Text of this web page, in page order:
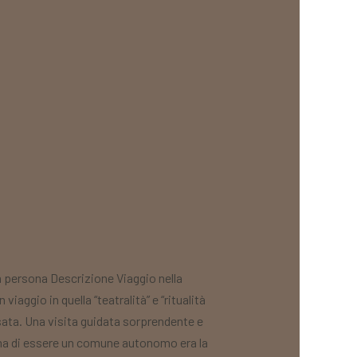
Descrizione Viaggio nella
in quella “teatralità” e “ritualità
Una visita guidata sorprendente e
di essere un comune autonomo era la